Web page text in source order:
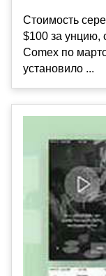
Стоимость
$100 за унцию,
Comex по
установило ...